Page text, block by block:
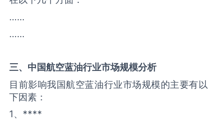
……
……
三、中国航空蓝油行业市场规模分析
目前影响我国航空蓝油行业市场规模的主要有以
下因素：
1、****